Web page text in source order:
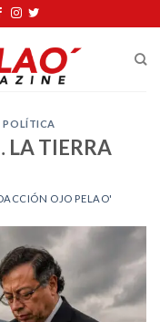
,POLÍTICA
LA TIERRA
OJO PELAO'